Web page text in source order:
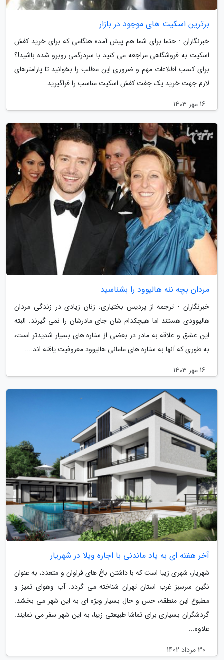
برترین اسکیت های موجود در بازار
خبرنگاران : حتما برای شما هم پیش آمده هنگامی که برای خرید کفش
اسکیت به فروشگاهی مراجعه می کنید با سردرگمی روبرو شده باشید!؟
برای کسب اطلاعات مهم و ضروری این مطلب را بخوانید تا پارامترهای
لازم جهت خرید یک جفت کفش اسکیت مناسب را فراگیرید.
16 مهر 1403
مردان بچه ننه هالیوود را بشناسید
خبرنگاران - ترجمه از پردیس بختیاری: زنان زیادی در زندگی مردان
هالیوودی هستند اما هیچکدام شان جای مادرشان را نمی گیرند. البته
این عشق و علاقه به مادر در بعضی از ستاره های بسیار شدیدتر است،
به طوری که آنها به ستاره های مامانی هالیوود معروفیت یافته اند....
16 مهر 1403
آخر هفته ای به یاد ماندنی با اجاره ویلا در شهریار
شهریار، شهری زیبا است که با داشتن باغ های فراوان و متعدد، به عنوان
نگین سرسبز غرب استان تهران شناخته می گردد. آب وهوای تمیز و
مطبوع این منطقه، حس و حال بسیار ویژه ای به این شهر می بخشد.
گردشگران بسیاری برای تماشا طبیعتی زیبا، به این شهر سفر می نمایند.
علاوه...
30 مرداد 1402